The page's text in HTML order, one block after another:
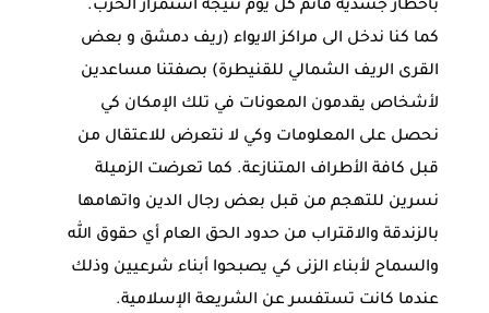
بأخطار جسدية قائم كل يوم نتيجة استمرار الحرب.
كما كنا ندخل الى مراكز الايواء (ريف دمشق و بعض
القرى الريف الشمالي للقنيطرة) بصفتنا مساعدين
لأشخاص يقدمون المعونات في تلك الإمكان كي
نحصل على المعلومات وكي لا نتعرض للاعتقال من
قبل كافة الأطراف المتنازعة. كما تعرضت الزميلة
نسرين للتهجم من قبل بعض رجال الدين واتهامها
بالزندقة والاقتراب من حدود الحق العام أي حقوق الله
والسماح لأبناء الزنى كي يصبحوا أبناء شرعيين وذلك
عندما كانت تستفسر عن الشريعة الإسلامية.